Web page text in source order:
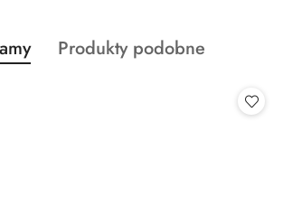
produktów
Produkty
Produkty podobne